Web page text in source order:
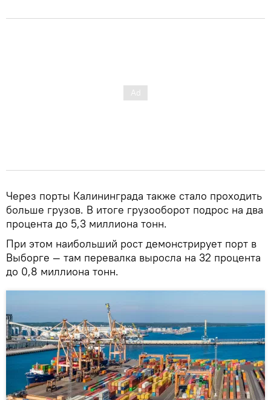
Через порты Калининграда также стало проходить
больше грузов. В итоге грузооборот подрос на два
процента до 5,3 миллиона тонн.
При этом наибольший рост демонстрирует порт в
Выборге — там перевалка выросла на 32 процента
до 0,8 миллиона тонн.